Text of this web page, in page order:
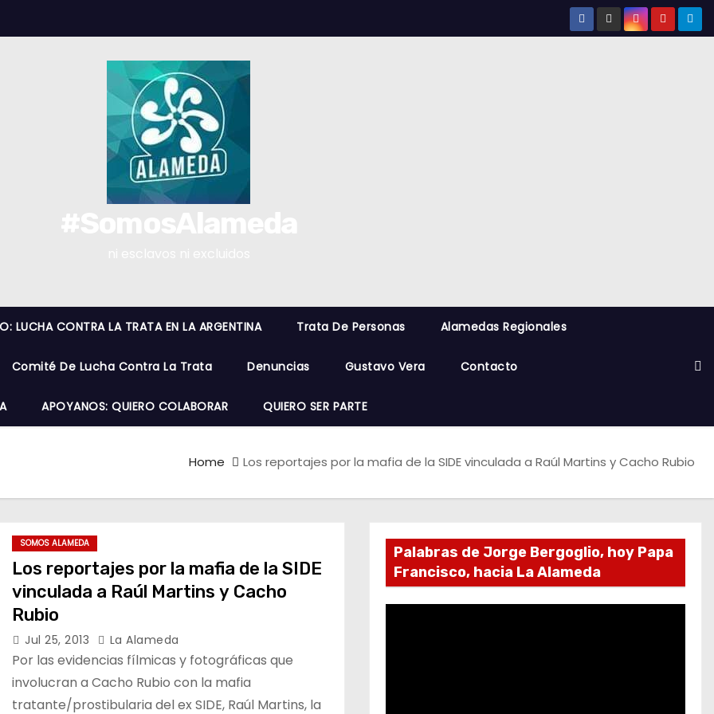
LUCHA CONTRA LA TRATA EN LA ARGENTINA Trata De Personas Alamedas Regionales
Comité De Lucha Contra La Trata Denuncias Gustavo Vera Contacto
APOYANOS: QUIERO COLABORAR QUIERO SER PARTE
Home Los reportajes por la mafia de la SIDE vinculada a Raúl Martins y Cacho Rubio
SOMOS ALAMEDA
Los reportajes por la mafia de la SIDE
vinculada a Raúl Martins y Cacho
Rubio
Jul 25, 2013 La Alameda
Por las evidencias fílmicas y fotográficas que
involucran a Cacho Rubio con la mafia
tratante/prostibularia del ex SIDE, Raúl Martins, la
Palabras de Jorge Bergoglio, hoy Papa
Francisco, hacia La Alameda